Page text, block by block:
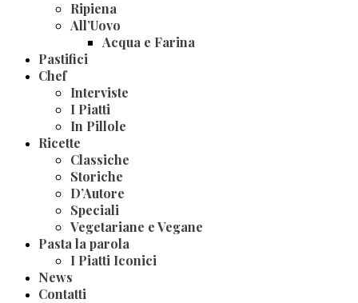
Ripiena
All’Uovo
Acqua e Farina
Pastifici
Chef
Interviste
I Piatti
In Pillole
Ricette
Classiche
Storiche
D’Autore
Speciali
Vegetariane e Vegane
Pasta la parola
I Piatti Iconici
News
Contatti